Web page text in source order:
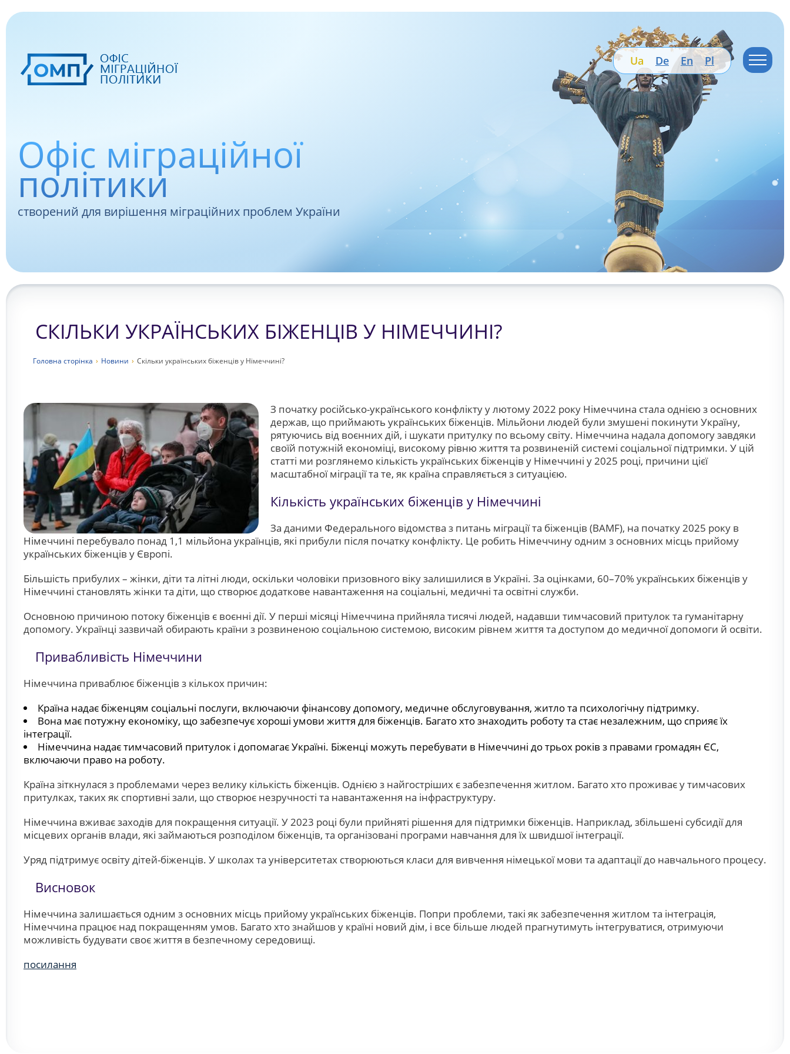
Ua De En Pl
Офіс міграційної
політики
створений для вирішення міграційних проблем України
СКІЛЬКИ УКРАЇНСЬКИХ БІЖЕНЦІВ У НІМЕЧЧИНІ?
Головна сторiнка › Новини › Скільки українських біженців у Німеччині?
З початку російсько-українського конфлікту у лютому 2022 року Німеччина стала однією з основних
держав, що приймають українських біженців. Мільйони людей були змушені покинути Україну,
рятуючись від воєнних дій, і шукати притулку по всьому світу. Німеччина надала допомогу завдяки
своїй потужній економіці, високому рівню життя та розвиненій системі соціальної підтримки. У цій
статті ми розглянемо кількість українських біженців у Німеччині у 2025 році, причини цієї
масштабної міграції та те, як країна справляється з ситуацією.
Кількість українських біженців у Німеччині
За даними Федерального відомства з питань міграції та біженців (BAMF), на початку 2025 року в
Німеччині перебувало понад 1,1 мільйона українців, які прибули після початку конфлікту. Це робить Німеччину одним з основних місць прийому
українських біженців у Європі.
Більшість прибулих – жінки, діти та літні люди, оскільки чоловіки призовного віку залишилися в Україні. За оцінками, 60–70% українських біженців у
Німеччині становлять жінки та діти, що створює додаткове навантаження на соціальні, медичні та освітні служби.
Основною причиною потоку біженців є воєнні дії. У перші місяці Німеччина прийняла тисячі людей, надавши тимчасовий притулок та гуманітарну
допомогу. Українці зазвичай обирають країни з розвиненою соціальною системою, високим рівнем життя та доступом до медичної допомоги й освіти.
Привабливість Німеччини
Німеччина приваблює біженців з кількох причин:
Країна надає біженцям соціальні послуги, включаючи фінансову допомогу, медичне обслуговування, житло та психологічну підтримку.
Вона має потужну економіку, що забезпечує хороші умови життя для біженців. Багато хто знаходить роботу та стає незалежним, що сприяє їх
інтеграції.
Німеччина надає тимчасовий притулок і допомагає Україні. Біженці можуть перебувати в Німеччині до трьох років з правами громадян ЄС,
включаючи право на роботу.
Країна зіткнулася з проблемами через велику кількість біженців. Однією з найгостріших є забезпечення житлом. Багато хто проживає у тимчасових
притулках, таких як спортивні зали, що створює незручності та навантаження на інфраструктуру.
Німеччина вживає заходів для покращення ситуації. У 2023 році були прийняті рішення для підтримки біженців. Наприклад, збільшені субсидії для
місцевих органів влади, які займаються розподілом біженців, та організовані програми навчання для їх швидшої інтеграції.
Уряд підтримує освіту дітей-біженців. У школах та університетах створюються класи для вивчення німецької мови та адаптації до навчального процесу.
Висновок
Німеччина залишається одним з основних місць прийому українських біженців. Попри проблеми, такі як забезпечення житлом та інтеграція,
Німеччина працює над покращенням умов. Багато хто знайшов у країні новий дім, і все більше людей прагнутимуть інтегруватися, отримуючи
можливість будувати своє життя в безпечному середовищі.
посилання